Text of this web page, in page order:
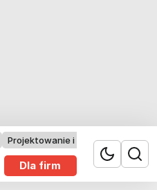
Projektowanie i badania
Dla firm